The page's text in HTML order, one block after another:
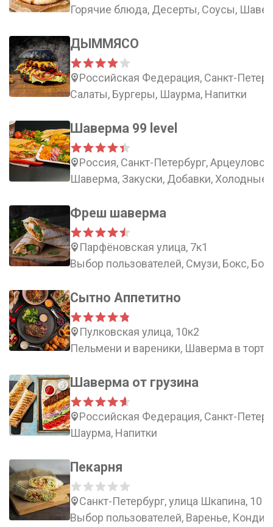
Горячие блюда, Десерты, Соусы,
ДЫММЯСО
Российская Федерация, Санкт-
Салаты, Бургеры, Шаурма, Напитки
Шаверма 99 level
Россия, Санкт-Петербург,
Шаверма, Закуски, Добавки, Холодные
Фреш шаверма
Парфёновская улица, 7к1
Выбор пользователей, Смузи, Бокс,
Сытно Аппетитно
Пулковская улица, 10к2
Пельмени и вареники, Шаверма в
Шаверма от грузина
Российская Федерация, Санкт-
Шаурма, Напитки
Пекарня
Санкт-Петербург, улица Шкапина, 10
Выбор пользователей, Варенье,